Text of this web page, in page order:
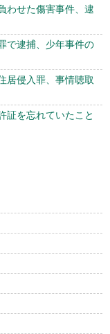
わせた傷害事件、逮
で逮捕、少年事件の
居侵入罪、事情聴取
証を忘れていたこと